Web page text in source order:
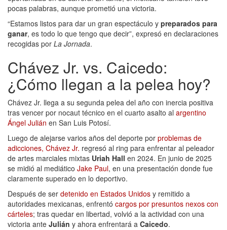
pocas palabras, aunque prometió una victoria.
“Estamos listos para dar un gran espectáculo y preparados para
ganar, es todo lo que tengo que decir”, expresó en declaraciones
recogidas por La Jornada.
Chávez Jr. vs. Caicedo:
¿Cómo llegan a la pelea hoy?
Chávez Jr. llega a su segunda pelea del año con inercia positiva
tras vencer por nocaut técnico en el cuarto asalto al argentino
Ángel Julián en San Luis Potosí.
Luego de alejarse varios años del deporte por problemas de
adicciones, Chávez Jr. regresó al ring para enfrentar al peleador
de artes marciales mixtas Uriah Hall en 2024. En junio de 2025
se midió al mediático Jake Paul, en una presentación donde fue
claramente superado en lo deportivo.
Después de ser detenido en Estados Unidos y remitido a
autoridades mexicanas, enfrentó cargos por presuntos nexos con
cárteles; tras quedar en libertad, volvió a la actividad con una
victoria ante Julián y ahora enfrentará a Caicedo.